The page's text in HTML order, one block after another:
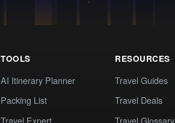
TOOLS
AI Itinerary Planner
Packing List
Travel Expert
RESOURCES
Travel Guides
Travel Deals
Travel Glossary